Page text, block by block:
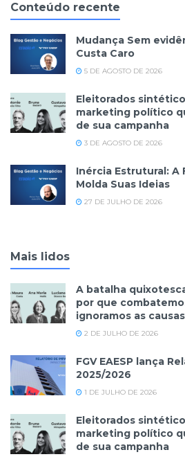
Conteúdo recente
Mudança Sem
Custa Caro
5 DE AGOSTO DE 2026
Eleitorados
marketing político
de sua campanha
3 DE AGOSTO DE 2026
Inércia Estrutural: A
Molda Suas Ideias
27 DE JULHO DE 2026
Mais lidos
A batalha
por que
ignoramos as
2 DE JULHO DE 2026
FGV EAESP lança
2025/2026
1 DE JULHO DE 2026
Eleitorados
marketing político
de sua campanha